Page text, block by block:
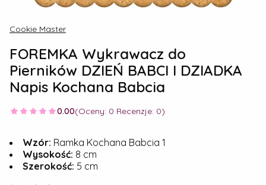
Cookie Master
FOREMKA Wykrawacz do
Pierników DZIEŃ BABCI I DZIADKA
Napis Kochana Babcia
0.00(Oceny: 0 Recenzje: 0)
Wzór: Ramka Kochana Babcia 1
Wysokość: 8 cm
Szerokość: 5 cm